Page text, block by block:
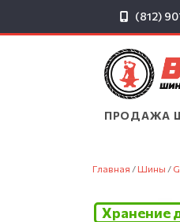
(812)
ПРОДАЖА
Главная / Шины /
Хранение